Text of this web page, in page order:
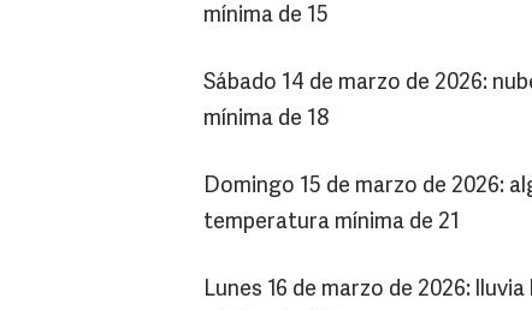
mínima de 15
Sábado 14 de marzo de 2026:
mínima de 18
Domingo 15 de marzo de 2026:
temperatura mínima de 21
Lunes 16 de marzo de 2026: